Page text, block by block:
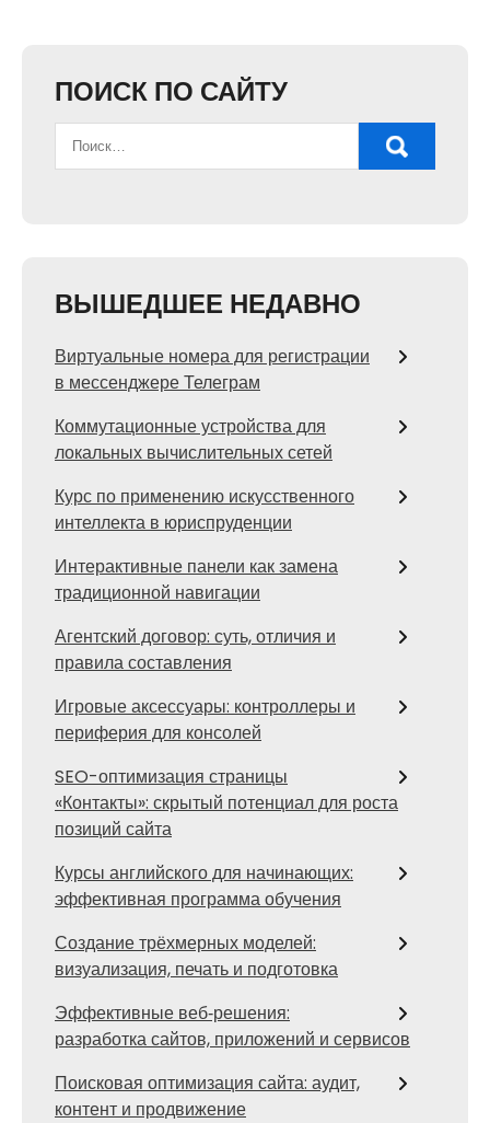
ПОИСК ПО САЙТУ
ВЫШЕДШЕЕ НЕДАВНО
Виртуальные номера для регистрации
в мессенджере Телеграм
Коммутационные устройства для
локальных вычислительных сетей
Курс по применению искусственного
интеллекта в юриспруденции
Интерактивные панели как замена
традиционной навигации
Агентский договор: суть, отличия и
правила составления
Игровые аксессуары: контроллеры и
периферия для консолей
SEO-оптимизация страницы
«Контакты»: скрытый потенциал для роста
позиций сайта
Курсы английского для начинающих:
эффективная программа обучения
Создание трёхмерных моделей:
визуализация, печать и подготовка
Эффективные веб‑решения:
разработка сайтов, приложений и сервисов
Поисковая оптимизация сайта: аудит,
контент и продвижение